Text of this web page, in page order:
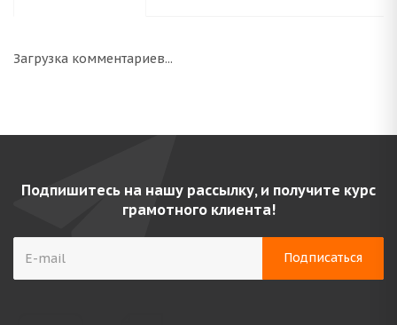
Загрузка комментариев...
Подпишитесь на нашу рассылку, и получите курс
грамотного клиента!